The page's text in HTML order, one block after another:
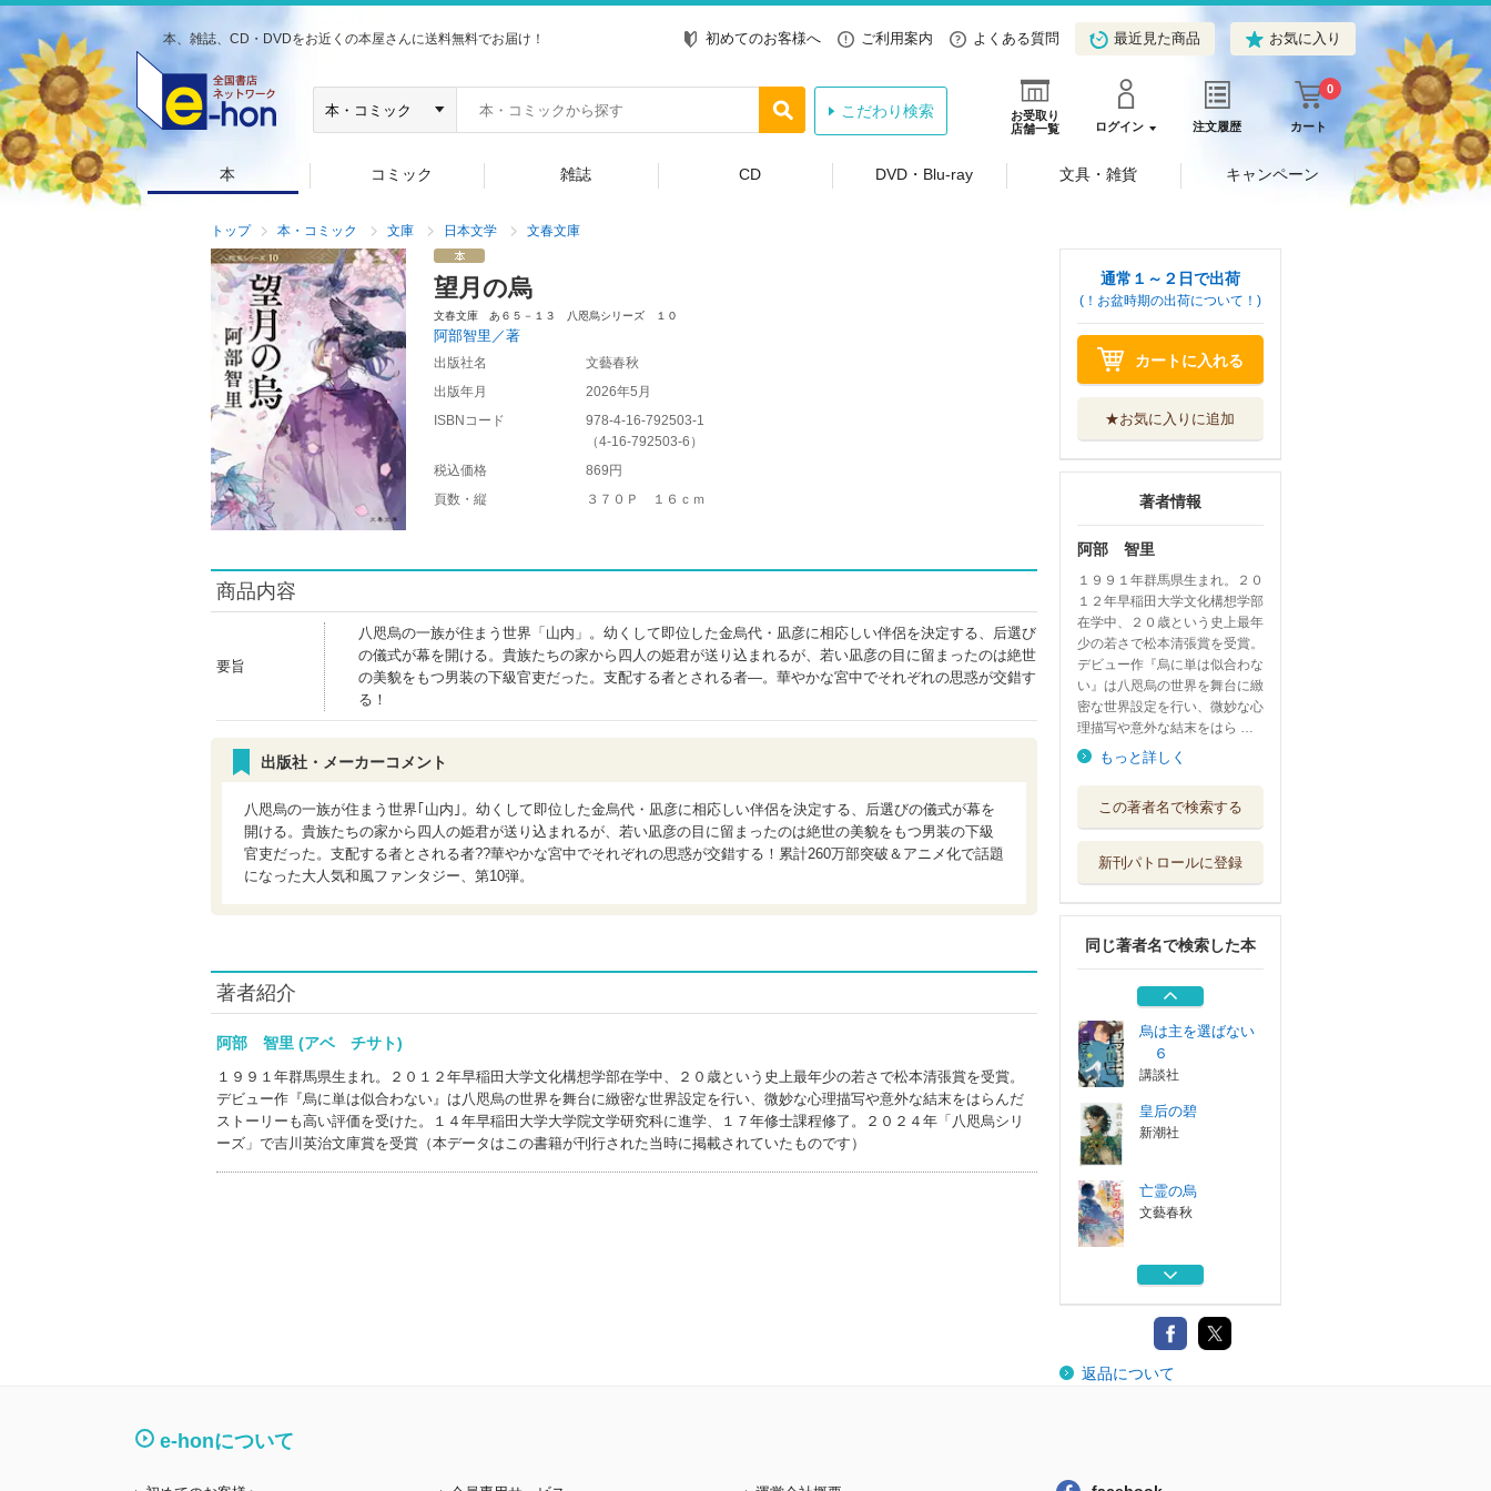
本、雑誌、CD・DVDをお近くの本屋さんに送料無料でお届け！ 初めてのお客様へ ご利用案内 よくある質問 最近見た商品 お気に入り
お受取り
店舗一覧
ログイン 注文履歴 カート
0
こだわり検索
本 コミック 雑誌 CD DVD・Blu-ray 文具・雑貨 キャンペーン
トップ 本・コミック 文庫 日本文学 文春文庫
望月の烏
文春文庫 あ６５－１３ 八咫烏シリーズ １０
阿部智里／著
出版社名
文藝春秋
出版年月
2026年5月
ISBNコード
978-4-16-792503-1
（4-16-792503-6 ）
税込価格
869円
頁数・縦
３７０Ｐ １６ｃｍ
商品内容
要旨
八咫烏の一族が住まう世界「山内」。幼くして即位した金烏代・凪彦に相応しい伴侶を決定する、后選び
の儀式が幕を開ける。貴族たちの家から四人の姫君が送り込まれるが、若い凪彦の目に留まったのは絶世
の美貌をもつ男装の下級官吏だった。支配する者とされる者―。華やかな宮中でそれぞれの思惑が交錯す
る！
出版社・メーカーコメント
八咫烏の一族が住まう世界｢山内｣。幼くして即位した金烏代・凪彦に相応しい伴侶を決定する、后選びの儀式が幕を
開ける。貴族たちの家から四人の姫君が送り込まれるが、若い凪彦の目に留まったのは絶世の美貌をもつ男装の下級
官吏だった。支配する者とされる者??華やかな宮中でそれぞれの思惑が交錯する！累計260万部突破＆アニメ化で話題
になった大人気和風ファンタジー、第10弾。
著者紹介
阿部 智里 (アベ チサト)
１９９１年群馬県生まれ。２０１２年早稲田大学文化構想学部在学中、２０歳という史上最年少の若さで松本清張賞を受賞。
デビュー作『烏に単は似合わない』は八咫烏の世界を舞台に緻密な世界設定を行い、微妙な心理描写や意外な結末をはらんだ
ストーリーも高い評価を受けた。１４年早稲田大学大学院文学研究科に進学、１７年修士課程修了。２０２４年「八咫烏シリ
ーズ」で吉川英治文庫賞を受賞（本データはこの書籍が刊行された当時に掲載されていたものです）
通常１～２日で出荷
(！お盆時期の出荷について！)
カートに入れる
★お気に入りに追加
著者情報
阿部 智里
１９９１年群馬県生まれ。２０
１２年早稲田大学文化構想学部
在学中、２０歳という史上最年
少の若さで松本清張賞を受賞。
デビュー作『烏に単は似合わな
い』は八咫烏の世界を舞台に緻
密な世界設定を行い、微妙な心
理描写や意外な結末をはら …
もっと詳しく
この著者名で検索する
新刊パトロールに登録
同じ著者名で検索した本
文藝春秋
灯台を読む
烏の緑羽
文藝春秋
烏は主を選ばない
６
講談社
皇后の碧
新潮社
亡霊の烏
文藝春秋
灯台を読む
烏の緑羽
文藝春秋
返品について
e-honについて